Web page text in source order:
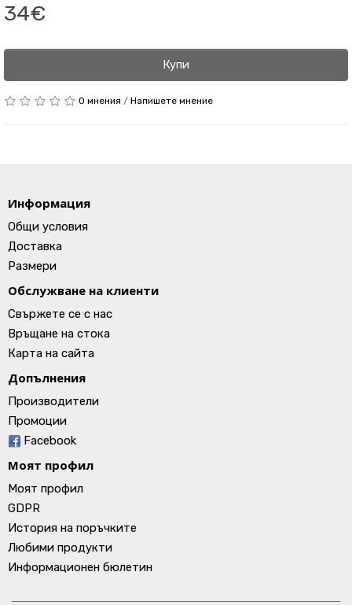
34€
Купи
0 мнения / Напишете мнение
Информация
Общи условия
Доставка
Размери
Обслужване на клиенти
Свържете се с нас
Връщане на стока
Карта на сайта
Допълнения
Производители
Промоции
Facebook
Моят профил
Моят профил
GDPR
История на поръчките
Любими продукти
Информационен бюлетин